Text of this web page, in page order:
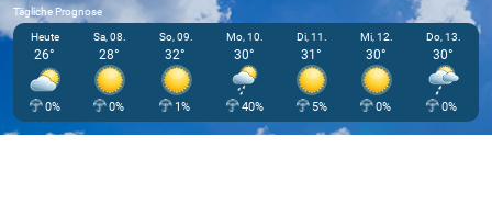
Tägliche Prognose
Heute
26°
0%
Sa, 08.
28°
0%
So, 09.
32°
1%
Mo, 10.
30°
40%
Di, 11.
31°
5%
Mi, 12.
30°
0%
Do, 13.
30°
0%